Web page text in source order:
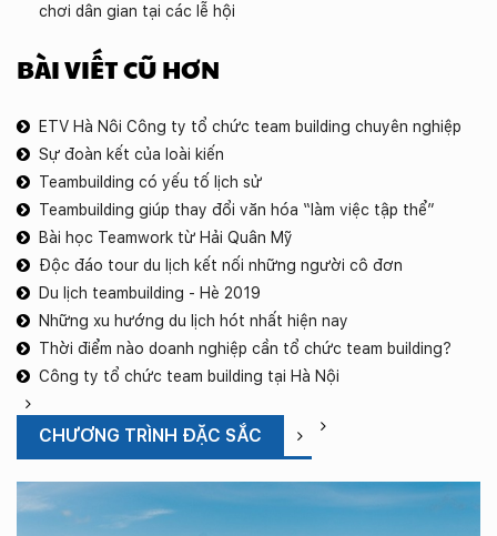
chơi dân gian tại các lễ hội
BÀI VIẾT CŨ HƠN
ETV Hà Nôi Công ty tổ chức team building chuyên nghiệp
Sự đoàn kết của loài kiến
Teambuilding có yếu tố lịch sử
Teambuilding giúp thay đổi văn hóa “làm việc tập thể”
Bài học Teamwork từ Hải Quân Mỹ
Độc đáo tour du lịch kết nối những người cô đơn
Du lịch teambuilding - Hè 2019
Những xu hướng du lịch hót nhất hiện nay
Thời điểm nào doanh nghiệp cần tổ chức team building?
Công ty tổ chức team building tại Hà Nội
CHƯƠNG TRÌNH ĐẶC SẮC